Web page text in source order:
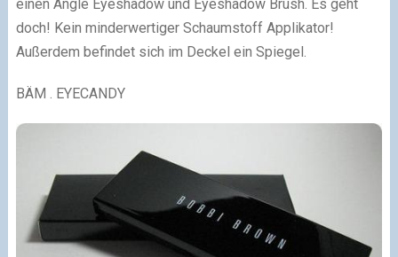
einen Angle Eyeshadow und Eyeshadow Brush. Es geht
doch! Kein minderwertiger Schaumstoff Applikator!
Außerdem befindet sich im Deckel ein Spiegel.
BÄM . EYECANDY